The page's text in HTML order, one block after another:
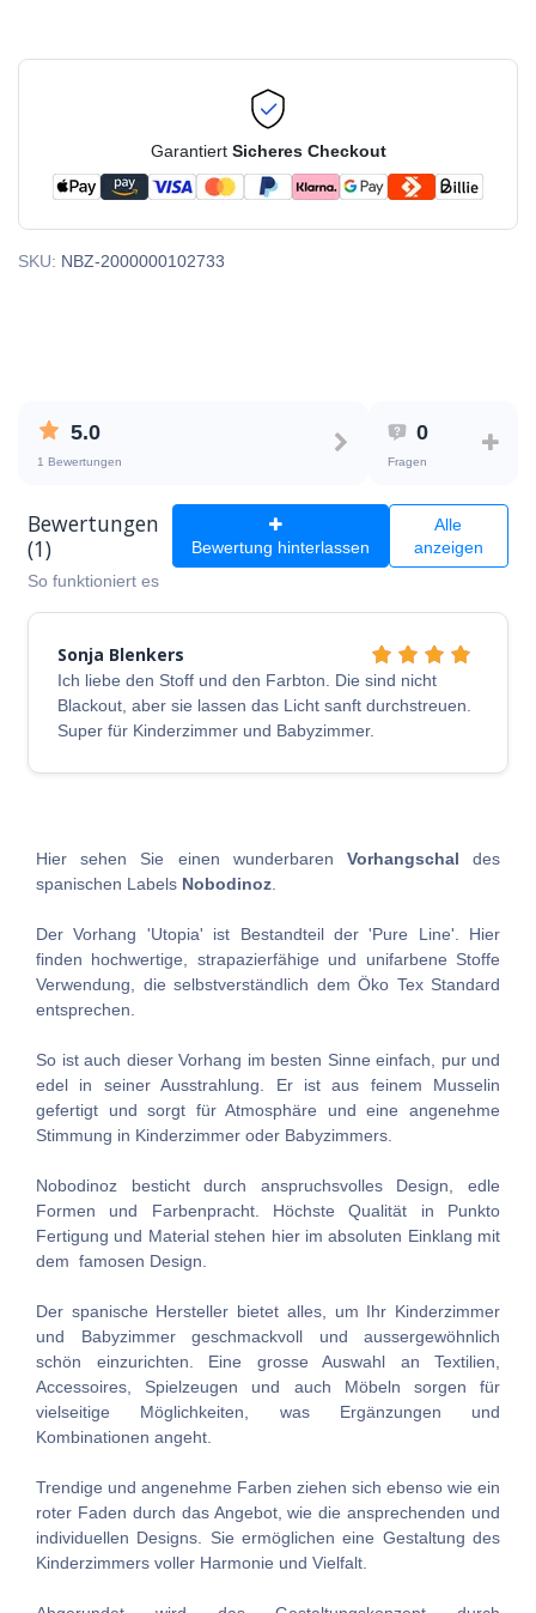
Garantiert Sicheres Checkout
SKU: NBZ-2000000102733
5.0
1 Bewertungen
0
Fragen
Bewertungen
(1)
Bewertung hinterlassen
Alle
anzeigen
So funktioniert es
Sonja Blenkers
Ich liebe den Stoff und den Farbton. Die sind nicht
Blackout, aber sie lassen das Licht sanft durchstreuen.
Super für Kinderzimmer und Babyzimmer.
Hier sehen Sie einen wunderbaren Vorhangschal des
spanischen Labels Nobodinoz.
Der Vorhang 'Utopia' ist Bestandteil der 'Pure Line'. Hier
finden hochwertige, strapazierfähige und unifarbene Stoffe
Verwendung, die selbstverständlich dem Öko Tex Standard
entsprechen.
So ist auch dieser Vorhang im besten Sinne einfach, pur und
edel in seiner Ausstrahlung. Er ist aus feinem Musselin
gefertigt und sorgt für Atmosphäre und eine angenehme
Stimmung in Kinderzimmer oder Babyzimmers.
Nobodinoz besticht durch anspruchsvolles Design, edle
Formen und Farbenpracht. Höchste Qualität in Punkto
Fertigung und Material stehen hier im absoluten Einklang mit
dem famosen Design.
Der spanische Hersteller bietet alles, um Ihr Kinderzimmer
und Babyzimmer geschmackvoll und aussergewöhnlich
schön einzurichten. Eine grosse Auswahl an Textilien,
Accessoires, Spielzeugen und auch Möbeln sorgen für
vielseitige Möglichkeiten, was Ergänzungen und
Kombinationen angeht.
Trendige und angenehme Farben ziehen sich ebenso wie ein
roter Faden durch das Angebot, wie die ansprechenden und
individuellen Designs. Sie ermöglichen eine Gestaltung des
Kinderzimmers voller Harmonie und Vielfalt.